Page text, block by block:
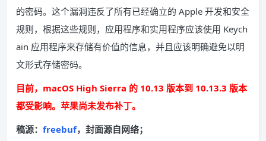
的密码。这个漏洞违反了所有已经确立的 Apple 开发和安全
规则，根据这些规则，应用程序和实用程序应该使用 Keych
ain 应用程序来存储有价值的信息，并且应该明确避免以明
文形式存储密码。
目前，macOS High Sierra 的 10.13 版本到 10.13.3 版本
都受影响。苹果尚未发布补丁。
稿源： freebuf，封面源自网络；